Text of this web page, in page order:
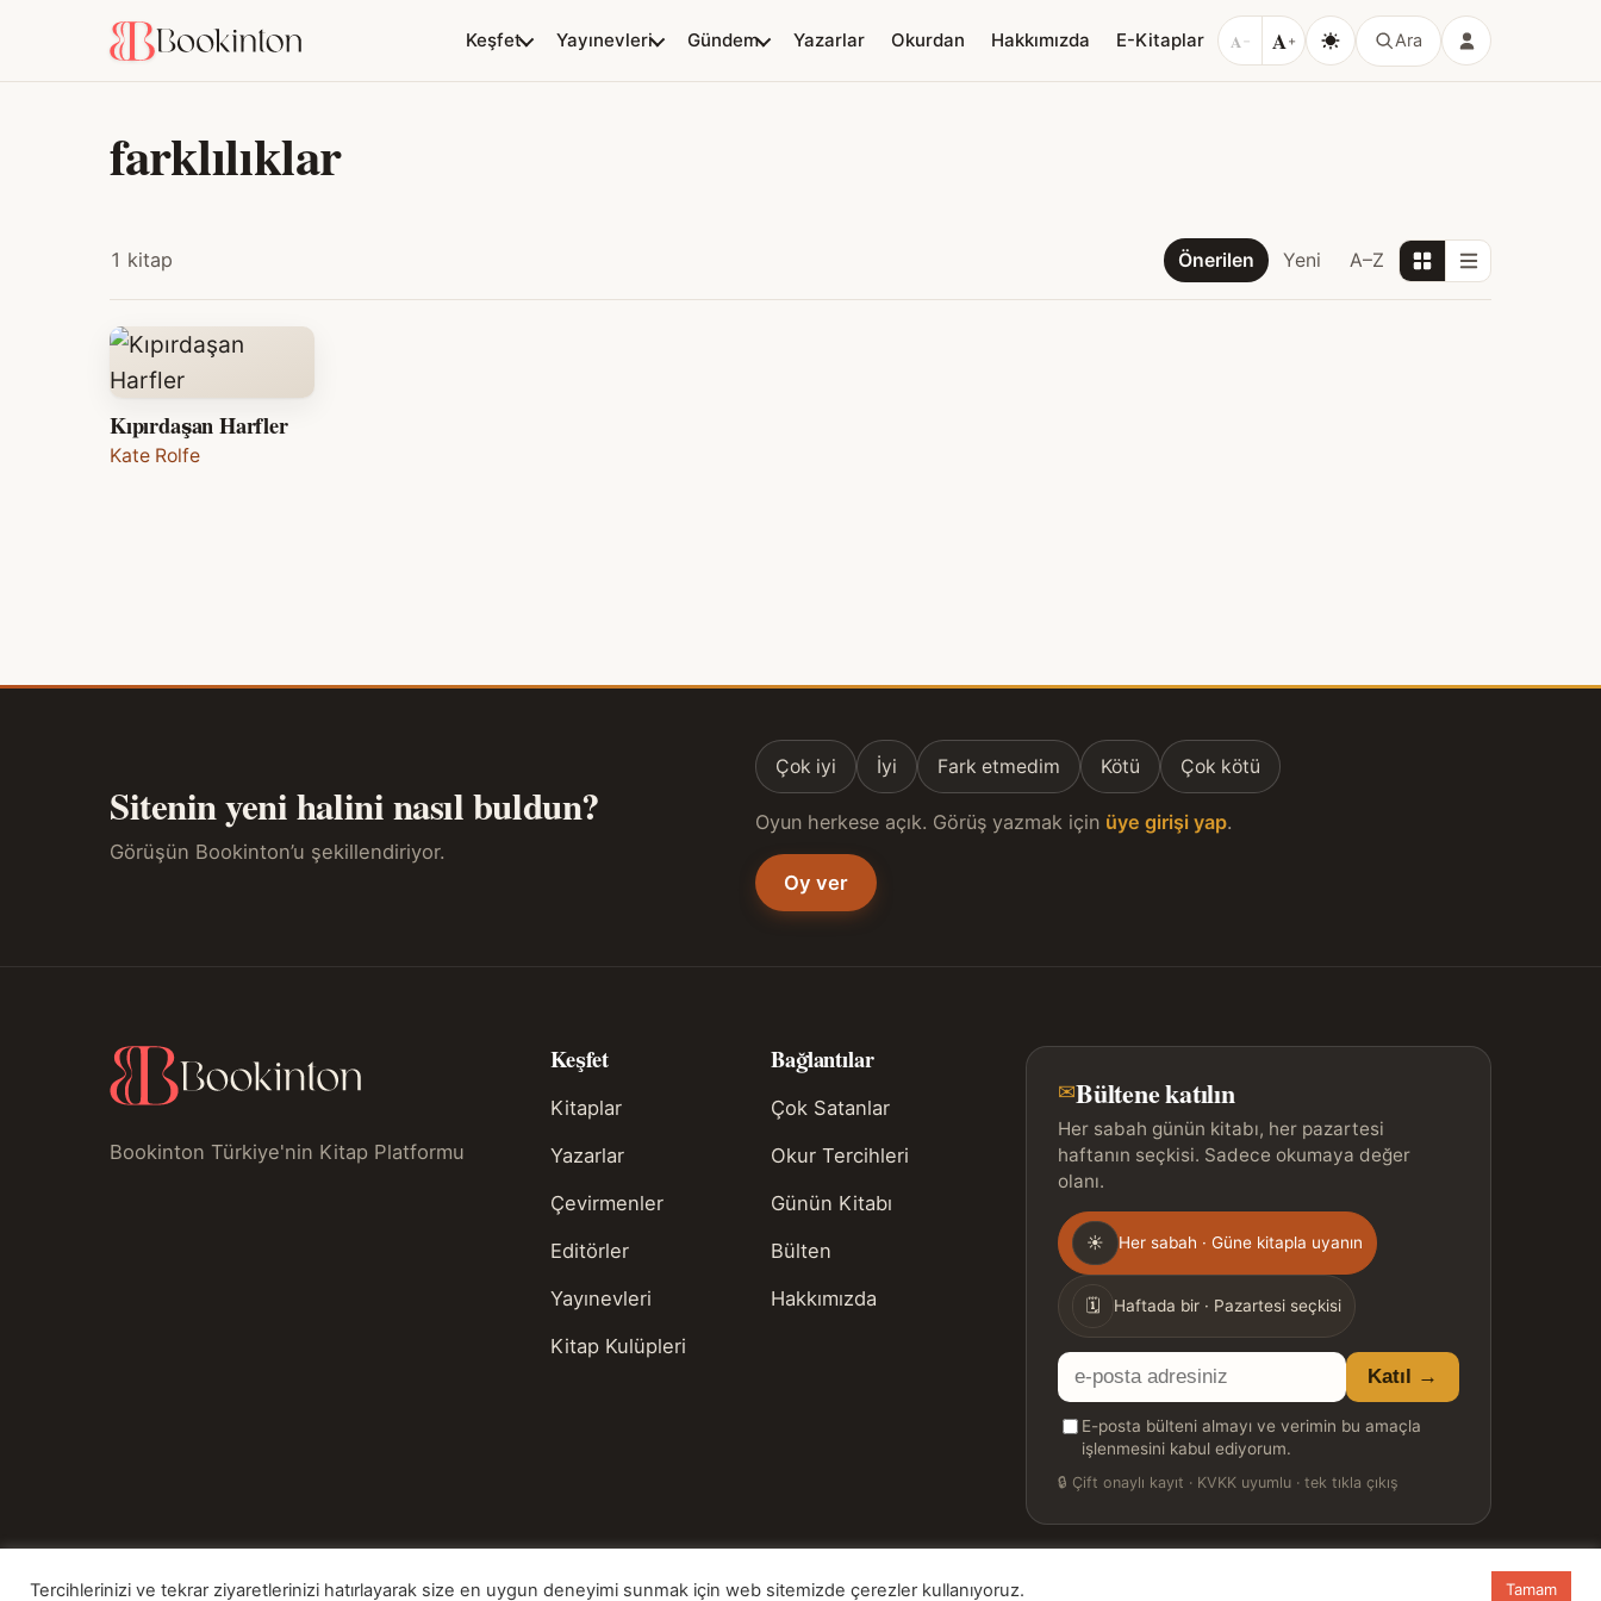
Keşfet Yayınevleri Gündem Yazarlar Okurdan Hakkımızda E-Kitaplar A − A+ Ara
farklılıklar
1 kitap Önerilen Yeni A–Z
Kıpırdaşan Harfler
Kate Rolfe
Sitenin yeni halini nasıl buldun?
Görüşün Bookinton’u şekillendiriyor.
Çok iyi İyi Fark etmedim Kötü Çok kötü
Oyun herkese açık. Görüş yazmak için üye girişi yap.
Oy ver
Bookinton Türkiye'nin Kitap Platformu
Keşfet
Kitaplar
Yazarlar
Çevirmenler
Editörler
Yayınevleri
Kitap Kulüpleri
Bağlantılar
Çok Satanlar
Okur Tercihleri
Günün Kitabı
Bülten
Hakkımızda
✉Bültene katılın
Her sabah günün kitabı, her pazartesi
haftanın seçkisi. Sadece okumaya değer
olanı.
Gönderim
sıklığı
☀ Her sabah · Güne kitapla uyanın
🗓 Haftada bir · Pazartesi seçkisi
E-
posta
adresiniz
Katıl →
E-posta bülteni almayı ve verimin bu amaçla
işlenmesini kabul ediyorum.
🔒 Çift onaylı kayıt · KVKK uyumlu · tek tıkla çıkış
Tercihlerinizi ve tekrar ziyaretlerinizi hatırlayarak size en uygun deneyimi sunmak için web sitemizde çerezler kullanıyoruz. Tamam